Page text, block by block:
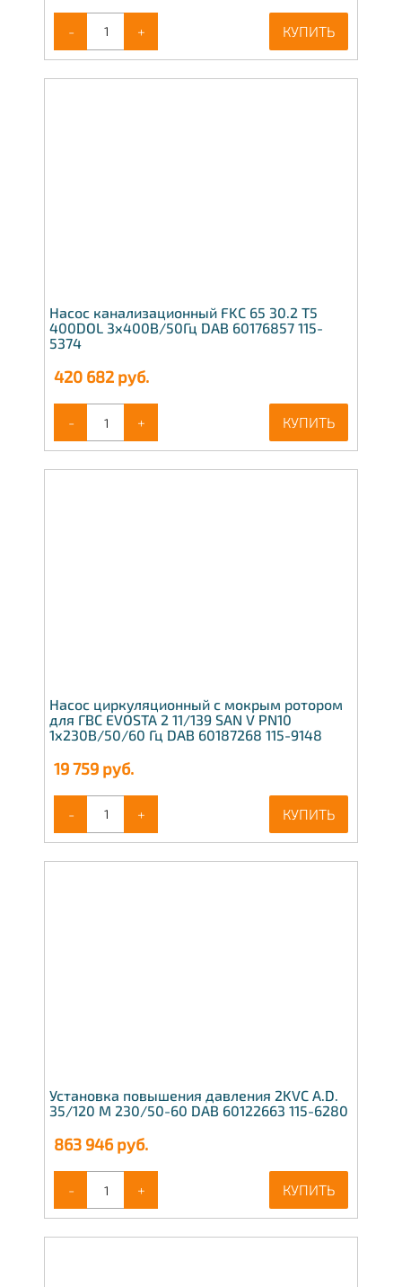
- + КУПИТЬ
Насос канализационный FKС 65 30.2 T5
400DOL 3x400В/50Гц DAB 60176857 115-
5374
420 682 руб.
- + КУПИТЬ
Насос циркуляционный с мокрым ротором
для ГВС EVOSTA 2 11/139 SAN V PN10
1х230В/50/60 Гц DAB 60187268 115-9148
19 759 руб.
- + КУПИТЬ
Установка повышения давления 2KVC A.D.
35/120 M 230/50-60 DAB 60122663 115-6280
863 946руб.
- + КУПИТЬ